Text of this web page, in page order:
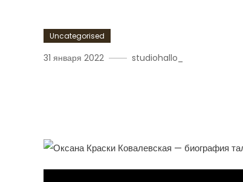
Uncategorised
31 января 2022 studiohallo_